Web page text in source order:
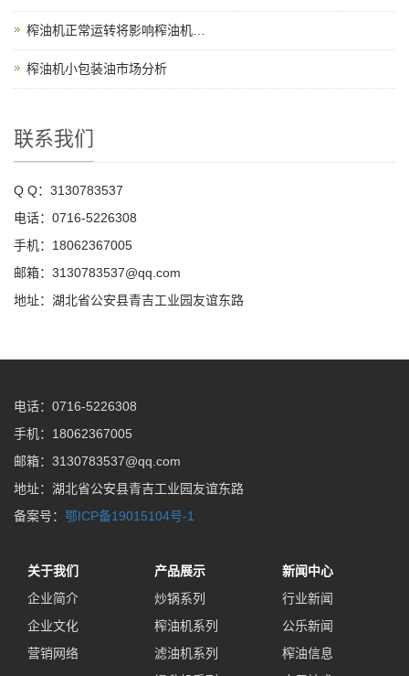
榨油机正常运转将影响榨油机…
榨油机小包装油市场分析
联系我们
Q Q：3130783537
电话：0716-5226308
手机：18062367005
邮箱：3130783537@qq.com
地址：湖北省公安县青吉工业园友谊东路
电话：0716-5226308
手机：18062367005
邮箱：3130783537@qq.com
地址：湖北省公安县青吉工业园友谊东路
备案号： 鄂ICP备19015104号-1
关于我们
企业简介
企业文化
营销网络
产品展示
炒锅系列
榨油机系列
滤油机系列
新闻中心
行业新闻
公乐新闻
榨油信息